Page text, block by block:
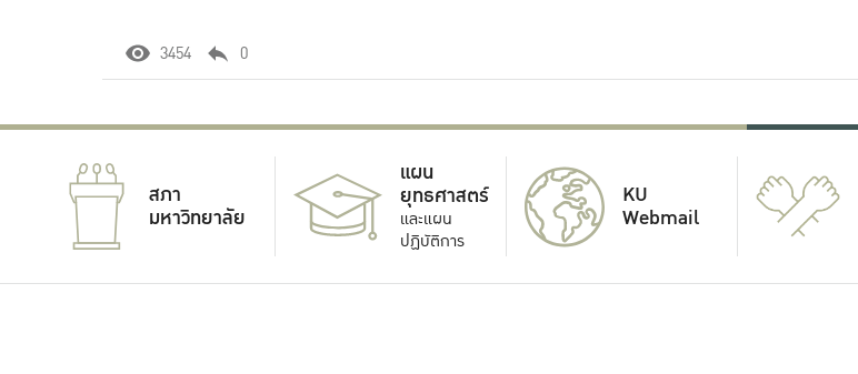
3454 0
สภา
มหาวิทยาลัย
แผน
ยุทธศาสตร์
และแผน
ปฏิบัติการ
KU
Webmail